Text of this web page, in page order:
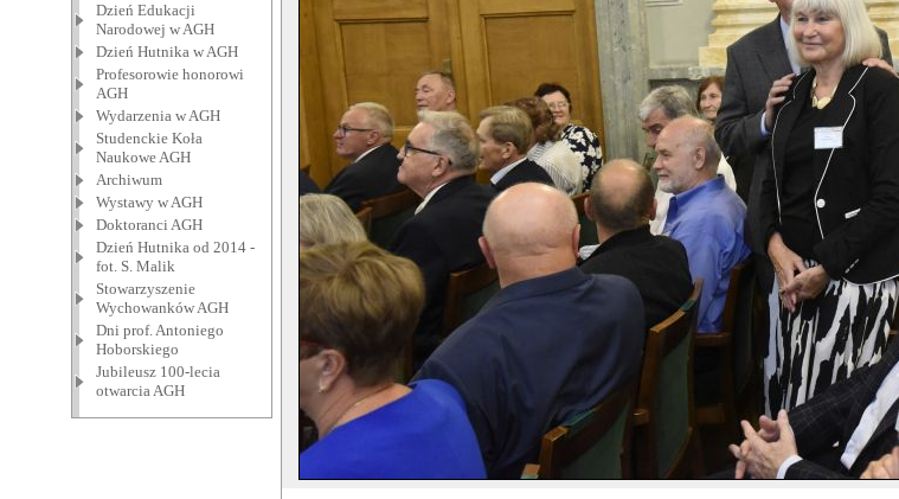
Dzień Edukacji
Narodowej w AGH
Dzień Hutnika w AGH
Profesorowie honorowi
AGH
Wydarzenia w AGH
Studenckie Koła
Naukowe AGH
Archiwum
Wystawy w AGH
Doktoranci AGH
Dzień Hutnika od 2014 -
fot. S. Malik
Stowarzyszenie
Wychowanków AGH
Dni prof. Antoniego
Hoborskiego
Jubileusz 100-lecia
otwarcia AGH